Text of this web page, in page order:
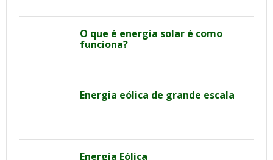
O que é energia solar é como
funciona?
Energia eólica de grande escala
Energia Eólica